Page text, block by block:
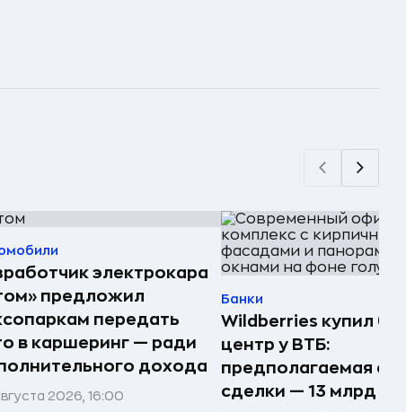
электрокара
предложил
передать
в каршеринг — ради
дохода
2026, 16:00
Банки
Wildberries купил
центр у ВТБ:
предполагаемая
сделки — 13 млрд ₽